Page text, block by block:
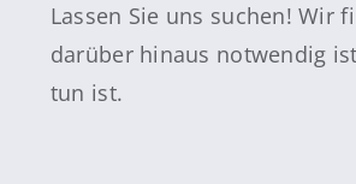
Lassen Sie uns suchen! Wir
darüber hinaus notwendig
tun ist.